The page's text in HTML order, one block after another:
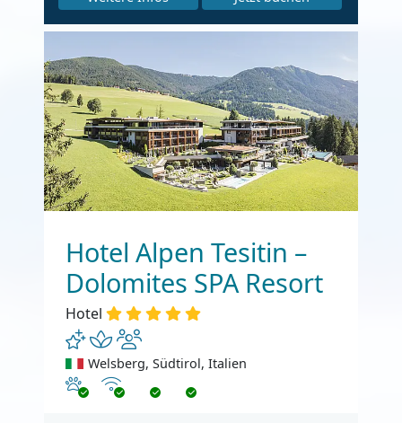
Hotel Alpen Tesitin –
Dolomites SPA Resort
Hotel
Welsberg, Südtirol, Italien
Haustiere erlaubt
Internet